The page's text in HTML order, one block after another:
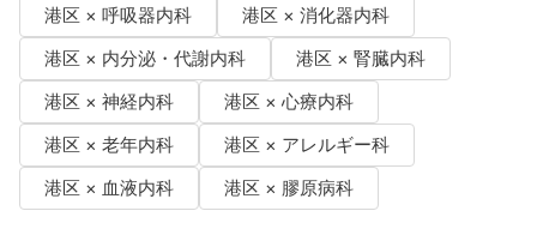
港区 × 呼吸器内科
港区 × 消化器内科
港区 × 内分泌・代謝内科
港区 × 腎臓内科
港区 × 神経内科
港区 × 心療内科
港区 × 老年内科
港区 × アレルギー科
港区 × 血液内科
港区 × 膠原病科